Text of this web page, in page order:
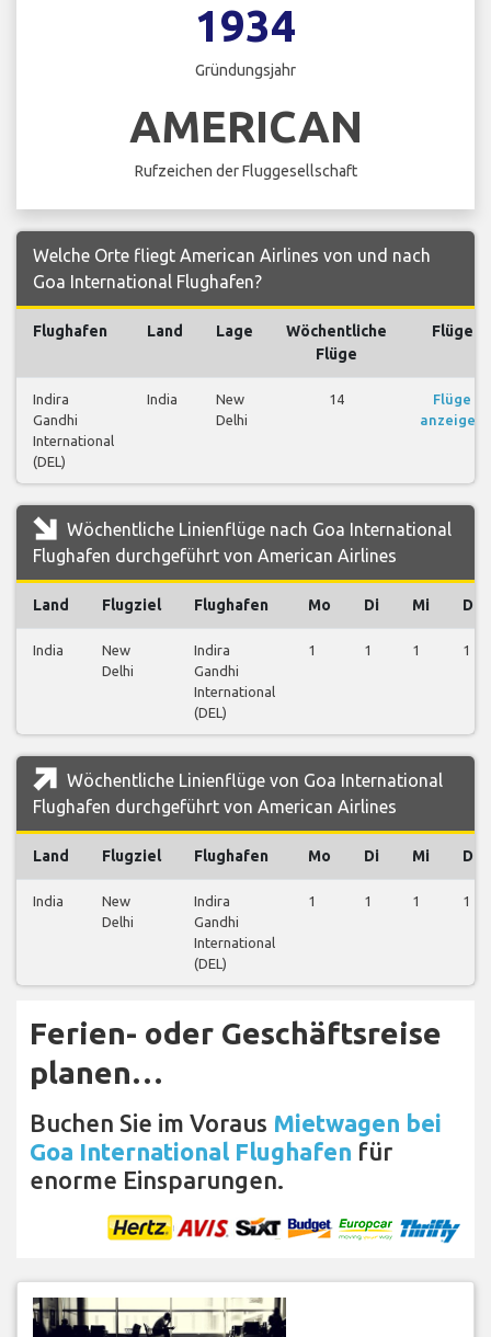
1934
Gründungsjahr
AMERICAN
Rufzeichen der Fluggesellschaft
Welche Orte fliegt American Airlines von und nach
Goa International Flughafen?
Flughafen Land Lage
Wöchentliche
Flüge
Flüge
Indira
Gandhi
International
(DEL)
India
New
Delhi
14
Flüge
anzeigen
Wöchentliche Linienflüge nach Goa International
Flughafen durchgeführt von American Airlines
Land Flugziel Flughafen Mo Di Mi Do
India
New
Delhi
Indira
Gandhi
International
(DEL)
1 1 1 1
Wöchentliche Linienflüge von Goa International
Flughafen durchgeführt von American Airlines
Land Flugziel Flughafen Mo Di Mi Do
India
New
Delhi
Indira
Gandhi
International
(DEL)
1 1 1 1
Ferien- oder Geschäftsreise
planen…
Buchen Sie im Voraus Mietwagen bei
Goa International Flughafen für
enorme Einsparungen.